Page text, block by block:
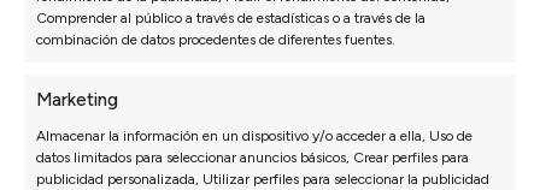
Comprender al público a través de estadísticas o a través de la
combinación de datos procedentes de diferentes fuentes.
Marketing
Almacenar la información en un dispositivo y/o acceder a ella, Uso de
datos limitados para seleccionar anuncios básicos, Crear perfiles para
publicidad personalizada, Utilizar perfiles para seleccionar la publicidad
MUEBLE HOGAR
Mesas de centro
Sillas
Decoración
PRODUCTOS PARA
Cojines
Patas para sofás